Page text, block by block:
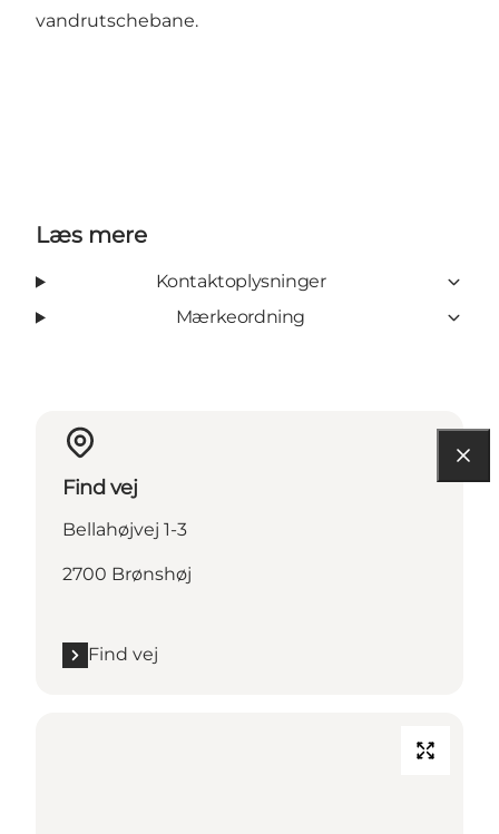
vandrutschebane.
Læs mere
Kontaktoplysninger
Mærkeordning
Find vej
Bellahøjvej 1-3
2700 Brønshøj
Find vej